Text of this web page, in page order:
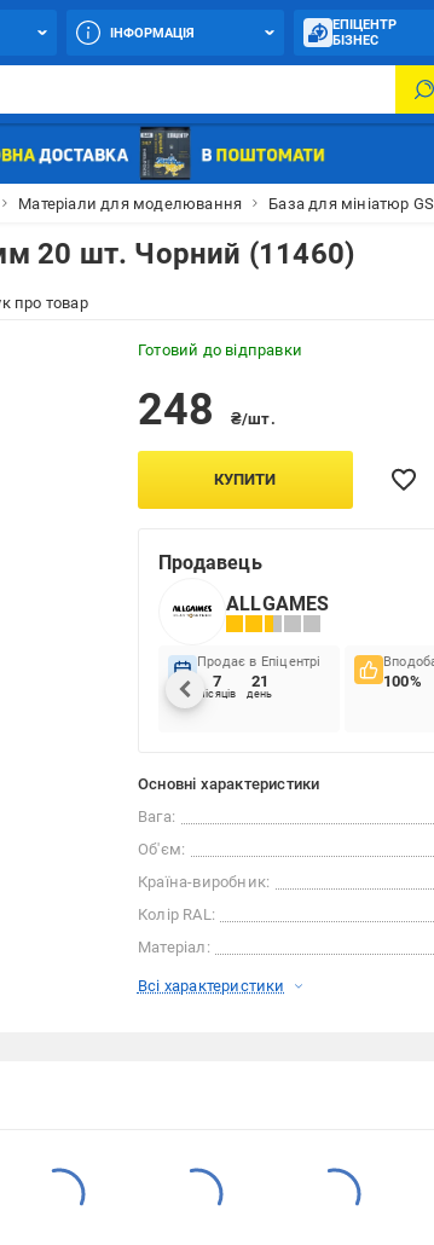
ІНФОРМАЦІЯ
ЕПІЦЕНТР
БІЗНЕС
Матеріали для моделювання База для мініатюр
20 шт. Чорний (11460)
про товар
Готовий до відправки
248 ₴/шт.
КУПИТИ
Продавець
ALLGAMES
Продає в Епіцентрі
7
місяців
21
день
100%
Основні характеристики
Вага:
Об'єм:
Країна-виробник:
Колір RAL:
Матеріал:
Всі характеристики